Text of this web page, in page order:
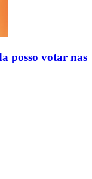
posso votar nas